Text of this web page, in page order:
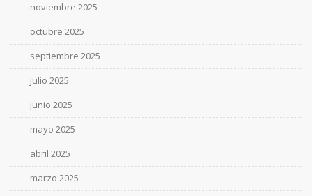
noviembre 2025
octubre 2025
septiembre 2025
julio 2025
junio 2025
mayo 2025
abril 2025
marzo 2025